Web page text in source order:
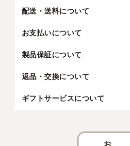
配送・送料について
お支払いについて
製品保証について
返品・交換について
ギフトサービスについて